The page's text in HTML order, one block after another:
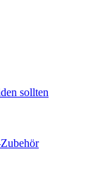
sollten